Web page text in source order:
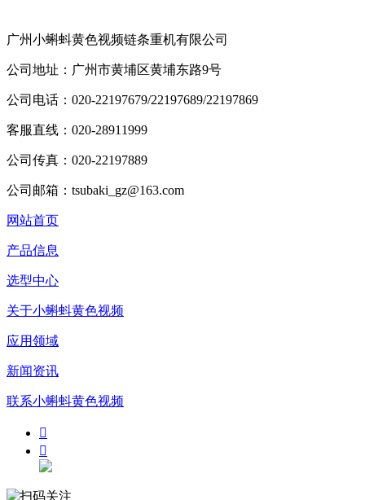
广州小蝌蚪黄色视频链条重机有限公司
公司地址：广州市黄埔区黄埔东路9号
公司电话：020-22197679/22197689/22197869
客服直线：020-28911999
公司传真：020-22197889
公司邮箱：tsubaki_gz@163.com
网站首页
产品信息
选型中心
关于小蝌蚪黄色视频
应用领域
新闻资讯
联系小蝌蚪黄色视频

